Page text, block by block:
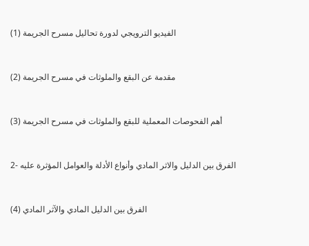
(1) الفيديو الترويجي لدورة تحاليل مسرح الجريمة
(2) مقدمة عن البقع والملوثات في مسرح الجريمة
(3) أهم الفحوصات المعملية للبقع والملوثات في مسرح الجريمة
2- الفرق بين الدليل والاثر المادي وأنواع الأدلة والعوامل المؤثرة عليه
(4) الفرق بين الدليل المادي والآثر المادي